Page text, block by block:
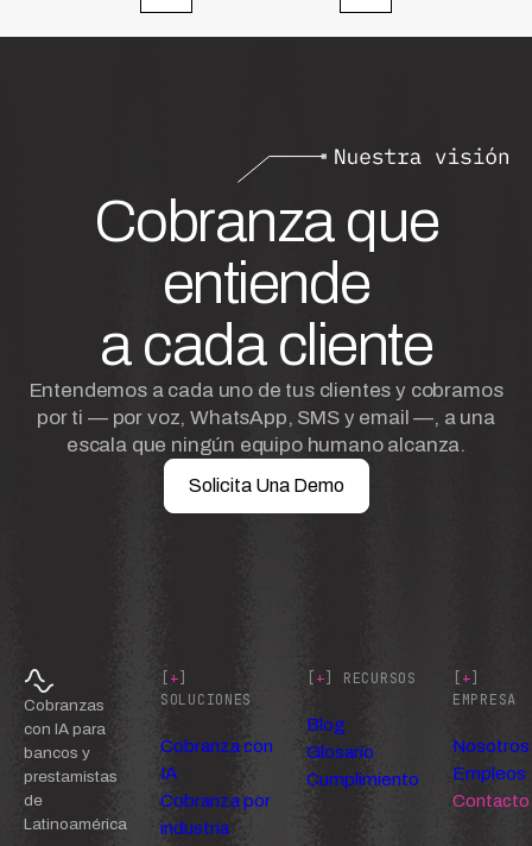
Cobranza que
entiende
a cada cliente
Entendemos a cada uno de tus clientes y cobramos
por ti — por voz, WhatsApp, SMS y email —, a una
escala que ningún equipo humano alcanza.
Solicita Una Demo
Cobranzas
con IA para
bancos y
prestamistas
de
Latinoamérica
[+]
SOLUCIONES
Cobranza con
IA
Cobranza por
industria
[+] RECURSOS
Blog
Glosario
Cumplimiento
[+]
EMPRESA
Nosotros
Empleos
Contacto